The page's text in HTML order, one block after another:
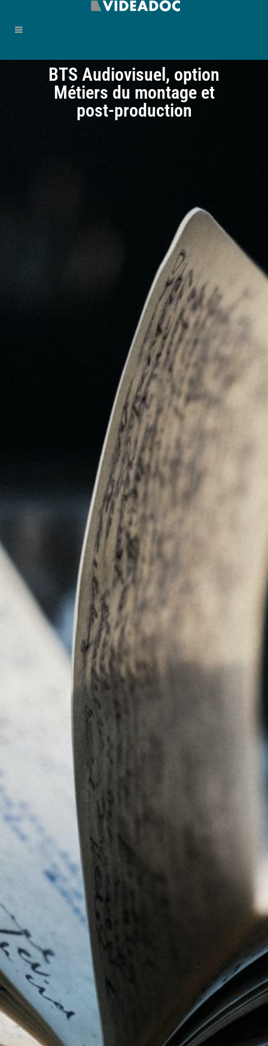
BTS Audiovisuel, option
Métiers du montage et
post-production